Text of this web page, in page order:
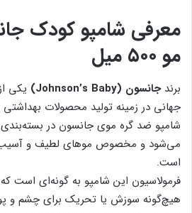
معرفی شامپو کودک
مو ۵۰۰ میل
برندجانسون (Johnson’s Baby)
یکی
جهانی در زمینه تولید محصولات
می‌شود و مخصوص موهای لطیف و
است.
فرمولاسیون این شامپو به گونه‌ای است
هیچ‌گونه سوزش یا تحریک برای چشم و